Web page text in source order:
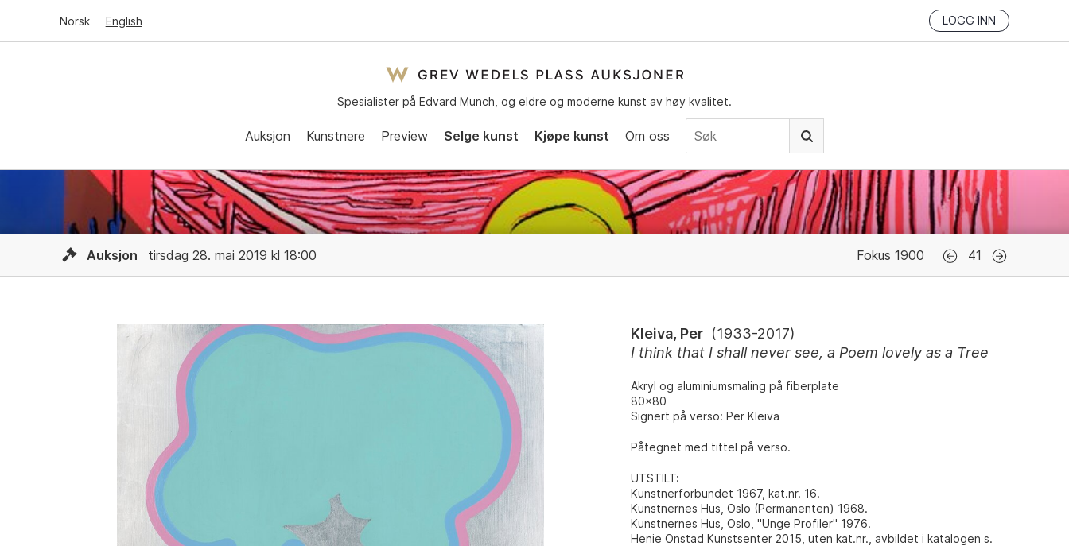
Norsk English LOGG INN
Spesialister på Edvard Munch, og eldre og moderne kunst av høy kvalitet.
Auksjon Kunstnere Preview Selge kunst Kjøpe kunst Om oss
Auksjon tirsdag 28. mai 2019 kl 18:00 Fokus 1900 41
Kleiva, Per (1933-2017)
I think that I shall never see, a Poem lovely as a Tree
Akryl og aluminiumsmaling på fiberplate
80x80
Signert på verso: Per Kleiva
Påtegnet med tittel på verso.
UTSTILT:
Kunstnerforbundet 1967, kat.nr. 16.
Kunstnernes Hus, Oslo (Permanenten) 1968.
Kunstnernes Hus, Oslo, "Unge Profiler" 1976.
Henie Onstad Kunstsenter 2015, uten kat.nr., avbildet i katalogen s.